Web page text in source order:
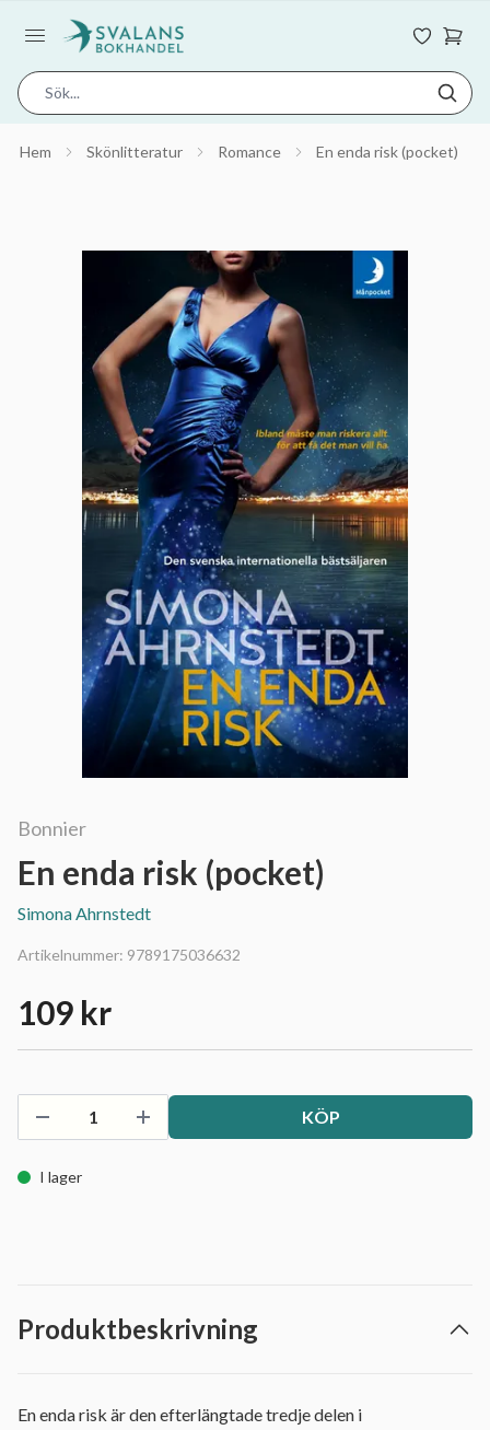
Hem Skönlitteratur Romance En enda risk (pocket)
Bonnier
En enda risk (pocket)
Simona Ahrnstedt
Artikelnummer: 9789175036632
109 kr
KÖP
I lager
Produktbeskrivning
En enda risk är den efterlängtade tredje delen i